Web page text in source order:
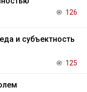
126
и субъектность
125